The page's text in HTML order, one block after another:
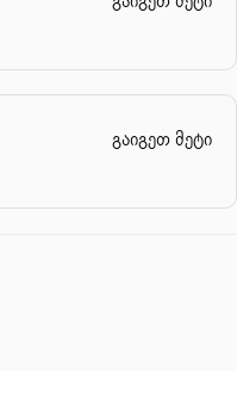
გაიგეთ მეტი